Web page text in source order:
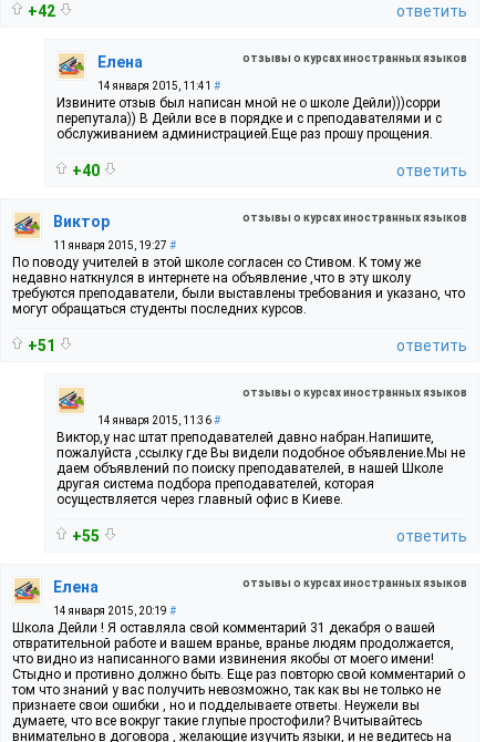
+42 ответить
отзывы о курсах иностранных языков
Елена
14 января 2015, 11:41 #
Извините отзыв был написан мной не о школе Дейли)))сорри
перепутала)) В Дейли все в порядке и с преподавателями и с
обслуживанием администрацией.Еще раз прошу прощения.
+40 ответить
отзывы о курсах иностранных языков
Виктор
11 января 2015, 19:27 #
По поводу учителей в этой школе согласен со Стивом. К тому же
недавно наткнулся в интернете на объявление ,что в эту школу
требуются преподаватели, были выставлены требования и указано, что
могут обращаться студенты последних курсов.
+51 ответить
отзывы о курсах иностранных языков
14 января 2015, 11:36#
Виктор,у нас штат преподавателей давно набран.Напишите,
пожалуйста ,ссылку где Вы видели подобное объявление.Мы не
даем объявлений по поиску преподавателей, в нашей Школе
другая система подбора преподавателей, которая
осуществляется через главный офис в Киеве.
+55 ответить
отзывы о курсах иностранных языков
Елена
14 января 2015, 20:19 #
Школа Дейли ! Я оставляла свой комментарий 31 декабря о вашей
отвратительной работе и вашем вранье, вранье людям продолжается,
что видно из написанного вами извинения якобы от моего имени!
Стыдно и противно должно быть. Еще раз повторю свой комментарий о
том что знаний у вас получить невозможно, так как вы не только не
признаете свои ошибки , но и подделываете ответы. Неужели вы
думаете, что все вокруг такие глупые простофили? Вчитывайтесь
внимательно в договора , желающие изучить языки, и не ведитесь на